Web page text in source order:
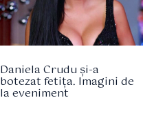
Daniela Crudu și-a
botezat fetița. Imagini de
la eveniment